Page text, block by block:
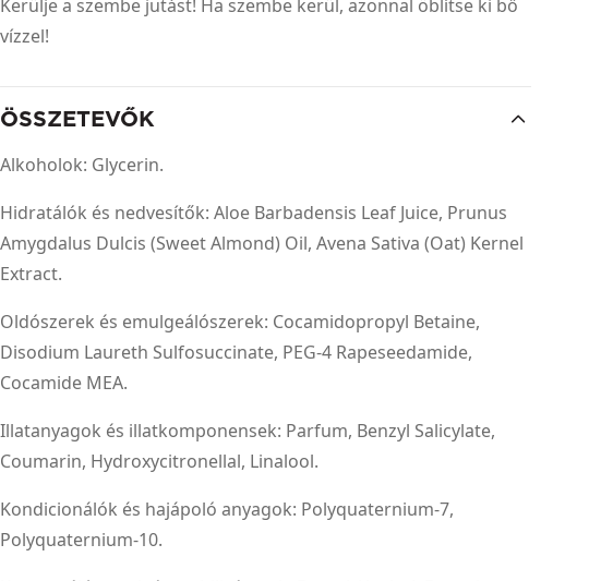
Kerülje a szembe jutást! Ha szembe kerül, azonnal öblítse ki bő
vízzel!
ÖSSZETEVŐK
Alkoholok: Glycerin.
Hidratálók és nedvesítők: Aloe Barbadensis Leaf Juice, Prunus
Amygdalus Dulcis (Sweet Almond) Oil, Avena Sativa (Oat) Kernel
Extract.
Oldószerek és emulgeálószerek: Cocamidopropyl Betaine,
Disodium Laureth Sulfosuccinate, PEG-4 Rapeseedamide,
Cocamide MEA.
Illatanyagok és illatkomponensek: Parfum, Benzyl Salicylate,
Coumarin, Hydroxycitronellal, Linalool.
Kondicionálók és hajápoló anyagok: Polyquaternium-7,
Polyquaternium-10.